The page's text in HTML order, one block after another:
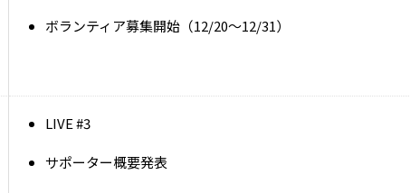
ボランティア募集開始（12/20～12/31）
LIVE #3
サポーター概要発表